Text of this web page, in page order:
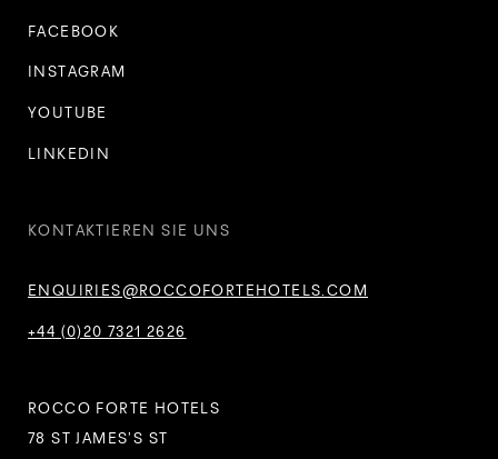
FACEBOOK
INSTAGRAM
YOUTUBE
LINKEDIN
KONTAKTIEREN SIE UNS
ENQUIRIES@ROCCOFORTEHOTELS.COM
+44 (0)20 7321 2626
ROCCO FORTE HOTELS
78 ST JAMES’S ST